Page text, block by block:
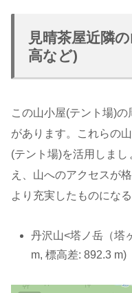
見晴茶屋近隣
高など)
この山小屋(テント場)
があります。これらの
(テント場)を活用しま
え、山へのアクセスが
より充実したものにな
丹沢山<塔ノ岳（塔
m, 標高差: 892.3 m)